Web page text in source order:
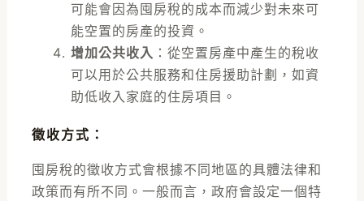
可能會因為囤房稅的成本而減少對未來可
能空置的房產的投資。
增加公共收入 ：從空置房產中產生的稅收
可以用於公共服務和住房援助計劃，如資
助低收入家庭的住房項目。
徵收方式：
囤房稅的徵收方式會根據不同地區的具體法律和
政策而有所不同。一般而言，政府會設定一個特